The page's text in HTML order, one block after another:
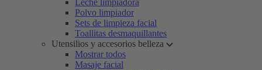
Leche limpiadora
Polvo limpiador
Sets de limpieza facial
Toallitas desmaquillantes
Utensilios y accesorios belleza
Mostrar todos
Masaje facial